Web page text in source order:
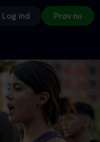
Log ind Prøv nu